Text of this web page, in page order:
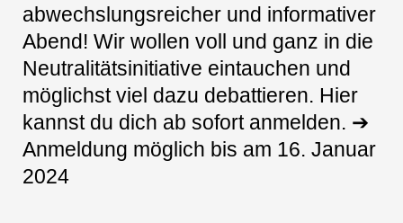
abwechslungsreicher und informativer
Abend! Wir wollen voll und ganz in die
Neutralitätsinitiative eintauchen und
möglichst viel dazu debattieren. Hier
kannst du dich ab sofort anmelden. ➔
Anmeldung möglich bis am 16. Januar
2024